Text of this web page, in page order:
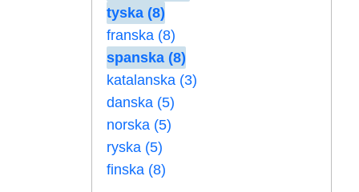
tyska (8)
franska (8)
spanska (8)
katalanska (3)
danska (5)
norska (5)
ryska (5)
finska (8)